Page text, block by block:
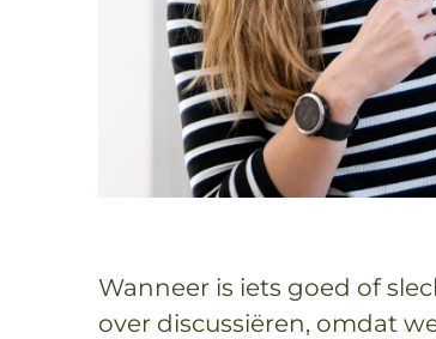
Wanneer is iets goed of
over discussiëren, omdat